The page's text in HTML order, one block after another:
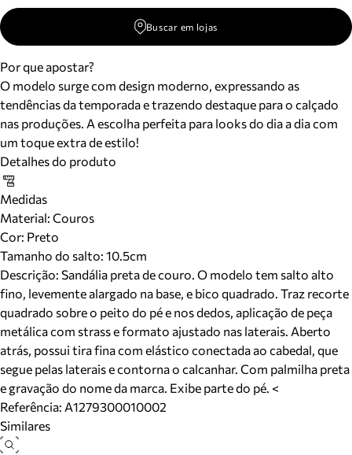
Buscar em lojas
Por que apostar?
O modelo surge com design moderno, expressando as
tendências da temporada e trazendo destaque para o calçado
nas produções. A escolha perfeita para looks do dia a dia com
um toque extra de estilo!
Detalhes do produto
Medidas
Material: Couros
Cor: Preto
Tamanho do salto: 10.5cm
Descrição: Sandália preta de couro. O modelo tem salto alto
fino, levemente alargado na base, e bico quadrado. Traz recorte
quadrado sobre o peito do pé e nos dedos, aplicação de peça
metálica com strass e formato ajustado nas laterais. Aberto
atrás, possui tira fina com elástico conectada ao cabedal, que
segue pelas laterais e contorna o calcanhar. Com palmilha preta
e gravação do nome da marca. Exibe parte do pé. <
Referência: A1279300010002
Similares